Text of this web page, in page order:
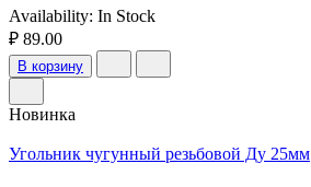
Availability: In Stock
₽ 89.00
В корзину
Новинка
Угольник чугунный резьбовой Ду 25мм